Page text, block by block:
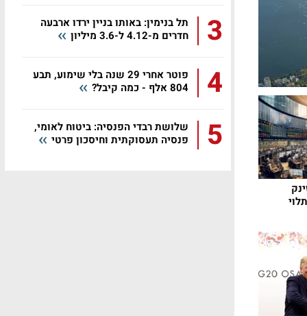
3
תל בנימין: באותו בניין ירדו ארבעה
חדרים מ-4.12 ל-3.6 מיליון
4
פוטר אחרי 29 שנה בלי שימוע, תבע
804 אלף - כמה קיבל?
5
שלושת רבדי הפנסיה: ביטוח לאומי,
פנסיה תעסוקתית וחיסכון פרטי